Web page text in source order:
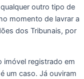
outro tipo de
momento de lavrar a
dos Tribunais, por
imóvel registrado em
um caso. Já ouviram